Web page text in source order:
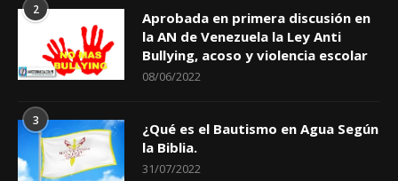
2
Aprobada en primera discusión en
la AN de Venezuela la Ley Anti
Bullying, acoso y violencia escolar
08/06/2022
3
¿Qué es el Bautismo en Agua Según
la Biblia.
31/07/2022